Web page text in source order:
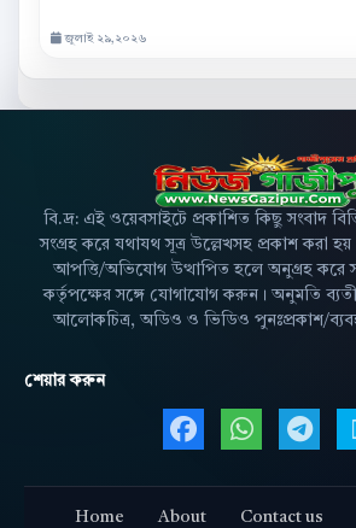
জুলাই ২৯,২০২৬
বি.দ্র: এই ওয়েবসাইটে প্রকাশিত কিছু সংবাদ
সংগ্রহ করে যথাযথ সূত্র উল্লেখসহ প্রকাশ করা
আপত্তি/অভিযোগ উত্থাপিত হলে অনুগ্রহ করে
কর্তৃপক্ষের সঙ্গে যোগাযোগ করুন। অনুমতি
আলোকচিত্র, অডিও ও ভিডিও পুনঃপ্রকাশ/
শেয়ার করুন
Facebook এ
Home About Contact us